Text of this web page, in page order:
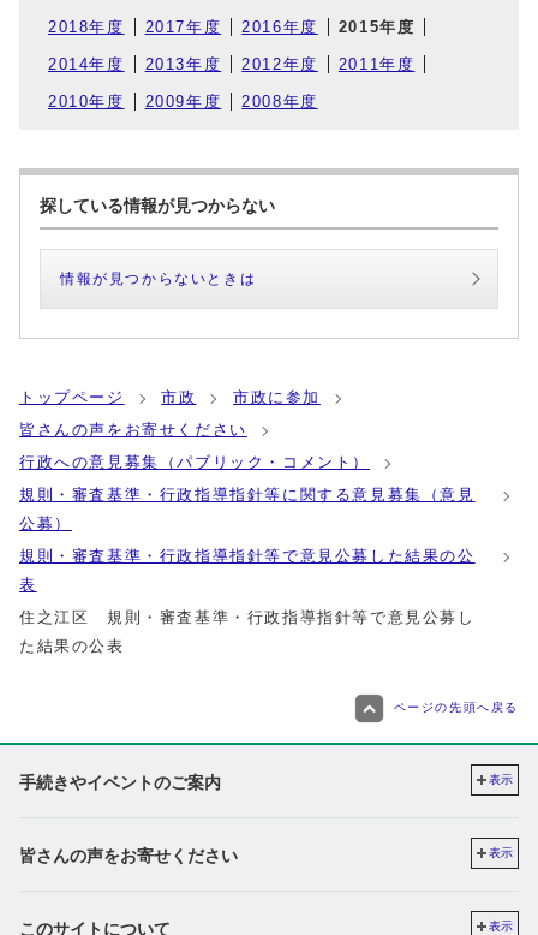
2018年度 2017年度 2016年度 2015年度
2014年度 2013年度 2012年度 2011年度
2010年度 2009年度 2008年度
探している情報が見つからない
情報が見つからないときは
トップページ 市政
市政に参加
皆さんの声をお寄せください
行政への意見募集（パブリック・コメント）
規則・審査基準・行政指導指針等に関する意見募集（意見
公募）
規則・審査基準・行政指導指針等で意見公募した結果の公
表
住之江区 規則・審査基準・行政指導指針等で意見公募し
た結果の公表
ページの先頭へ戻る
手続きやイベントのご案内 表示
皆さんの声をお寄せください 表示
このサイトについて 表示